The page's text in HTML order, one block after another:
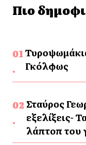
Πιο
Γκόλφως
Σταύρος
εξελίξεις-
λάπτοπ του